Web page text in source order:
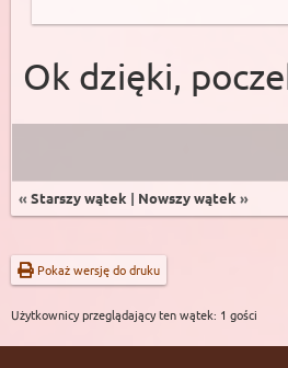
Ok dzięki,
« Starszy wątek | Nowszy wątek »
Pokaż wersję do druku
Użytkownicy przeglądający ten wątek: 1 gości